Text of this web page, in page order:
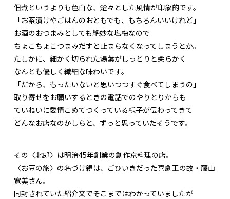
佃煮というよりも色白な、楚々とした風情が印象的です。
「お茶漬けやごはんのおともでも、もちろんいいけれど」
お酒のおつまみとしても絶妙な塩梅なので
ちょこちょこつまみだすと止まらなくなってしまうとか。
たしかに、細かく切られた湯葉がしっとりと柔らかく
なんとも優しく繊細な味わいです。
「だから、もったいないと思いつつすぐ食べてしまうの」
取り寄せをお願いするときの電話でのやりとりからも
ていねいに愛情こめてつくっている様子が伝わってきて
どんなお店なのかしらと、ずっと思っていたそうです。
その〈北郎〉は明治45年創業の創作京料理の店。
〈お豆の旅〉の名づけ親は、ごひいきだった喜劇王の故・藤山
寛美さん。
同封されていた紹介文でそこまではわかっていましたが